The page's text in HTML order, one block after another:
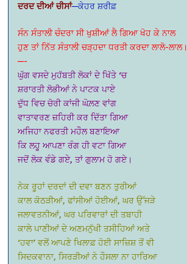
ਦਰਦ ਦੀਆਂ ਚੀਸਾਂ—ਕੇਹਰ ਸ਼ਰੀਫ਼
ਸੰਨ ਸੰਤਾਲੀ ਚੰਦਰਾ ਸੀ ਖੁਸ਼ੀਆਂ ਲੈ ਗਿਆ ਖੋਹ ਕੇ ‌ਨਾਲ
ਹੁਣ ਤਾਂ ਨਿੱਤ ਸੰਤਾਲੀ ਚੜ੍ਹਦਾ ਧਰਤੀ ਕਰਦਾ ਲਾਲੋ-ਲਾਲ।
—-
ਘੁੱਗ ਵਸਦੇ ਮੁਹੱਬਤੀ ਲੋਕਾਂ ਦੇ ਖਿੱਤੇ ‘ਚ
ਸ਼ਰਾਰਤੀ ਲੋਭੀਆਂ ਨੇ ਪਾਟਕ ਪਾਏ
ਦੁੱਧ ਵਿਚ ਚੋਰੀ ਕਾਂਜੀ ਘੋਲ਼ਣ ਵਾਂਗ
ਵਾਤਾਵਰਣ ਜ਼ਹਿਰੀ ਕਰ ਦਿੱਤਾ ਗਿਆ
ਅਜਿਹਾ ਨਫਰਤੀ ਮਹੌਲ ਬਣਾਇਆ
ਕਿ ਲਹੂ ਆਪਣਾ ਰੰਗ ਹੀ ਵਟਾ ਗਿਆ
ਜਦੋਂ ਲੋਕ ਵੰਡੇ ਗਏ, ਤਾਂ ਗੁਲਾਮ ਹੋ ਗਏ।
ਨੇਕ ਰੂਹਾਂ ਦਰਦਾਂ ਦੀ ਦਵਾ ਬਣਨ ਤੁਰੀਆਂ
ਕਾਲ ਕੋਠੜੀਆਂ, ਫਾਂਸੀਆਂ ਹੋਈਆਂ, ਘਰ ਉੱਜੜੇ
ਜਲਾਵਤਨੀਆਂ, ਘਰ ਪਰਿਵਾਰਾਂ ਦੀ ਤਬਾਹੀ
ਕਾਲੇ ਪਾਣੀਆਂ ਦੇ ਅਣਮਨੁੱਖੀ ਤਸੀਹਿਆਂ ਅਤੇ
‘ਹਵਾ’ ਵਲੋਂ ਆਪਣੇ ਖਿਲਾਫ਼ ਹੋਈ ਸਾਜ਼ਿਸ਼ ਤੋਂ ਵੀ
ਸਿਦਕਵਾਨਾ, ਸਿਰੜੀਆਂ ਨੇ ਹੌਸਲਾ ਨਾ ਹਾਰਿਆ